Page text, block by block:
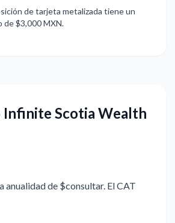
de tarjeta metalizada tiene un
de $3,000 MXN.
Infinite Scotia Wealth
de $consultar. El CAT